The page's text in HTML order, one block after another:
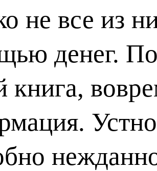
не все из
денег.
книга,